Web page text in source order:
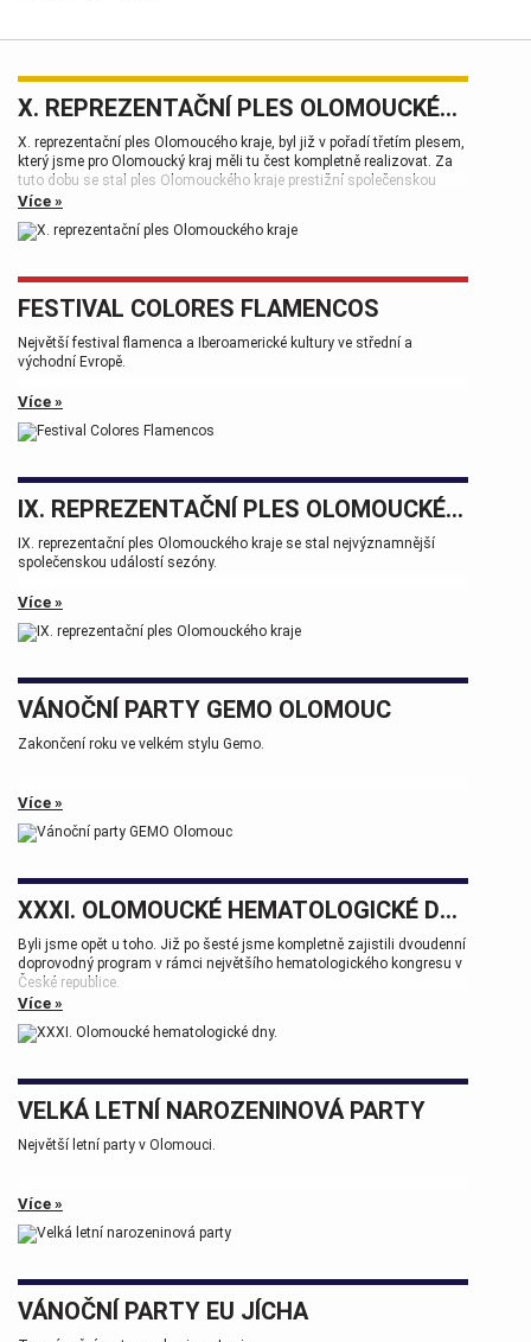
X. REPREZENTAČNÍ PLES OLOMOUCKÉHO KRAJE
X. reprezentační ples Olomoucého kraje, byl již v pořadí třetím plesem,
který jsme pro Olomoucký kraj měli tu čest kompletně realizovat. Za
tuto dobu se stal ples Olomouckého kraje prestižní společenskou
událostí, která patří k vrcholům plesové sezóny.
Více »
FESTIVAL COLORES FLAMENCOS
Největší festival flamenca a Iberoamerické kultury ve střední a
východní Evropě.
Více »
IX. REPREZENTAČNÍ PLES OLOMOUCKÉHO KRAJE
IX. reprezentační ples Olomouckého kraje se stal nejvýznamnější
společenskou událostí sezóny.
Více »
VÁNOČNÍ PARTY GEMO OLOMOUC
Zakončení roku ve velkém stylu Gemo.
Více »
XXXI. OLOMOUCKÉ HEMATOLOGICKÉ DNY.
Byli jsme opět u toho. Již po šesté jsme kompletně zajistili dvoudenní
doprovodný program v rámci největšího hematologického kongresu v
České republice.
Tak zase za rok na viděnou přátelé.
Více »
VELKÁ LETNÍ NAROZENINOVÁ PARTY
Největší letní party v Olomouci.
Více »
VÁNOČNÍ PARTY EU JÍCHA